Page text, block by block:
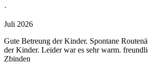
·
Juli 2026
Gute Betreung der Kinder. Spontane
der Kinder. Leider war es sehr warm.
Zbinden